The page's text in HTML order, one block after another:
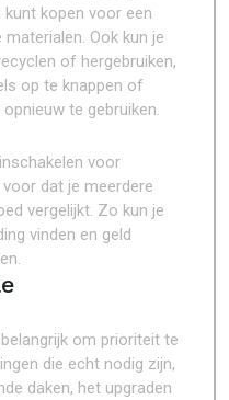
kopen voor een
Ook kun je
of hergebruiken,
op te knappen of
te gebruiken.
voor
dat je meerdere
vergelijkt. Zo kun je
vinden en geld
om prioriteit te
die echt nodig zijn,
daken, het upgraden